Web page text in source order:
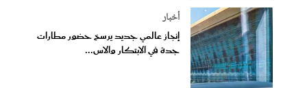
أخبار
إنجاز عالمي جديد يرسخ حضور مطارات
جدة في الابتكار والاس...